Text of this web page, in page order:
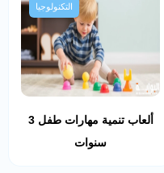
التكنولوجيا
ألعاب تنمية مهارات طفل 3
سنوات